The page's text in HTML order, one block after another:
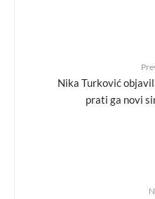
Nika Turković
prati ga novi